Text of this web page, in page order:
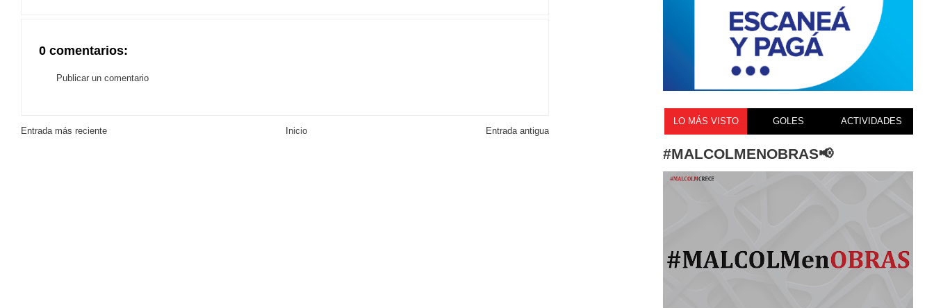
0 comentarios:
Publicar un comentario
Entrada más reciente Entrada antigua
Inicio
LO MÁS VISTO GOLES ACTIVIDADES
#MALCOLMENOBRAS📢